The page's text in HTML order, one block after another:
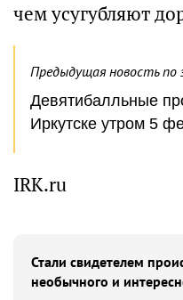
чем усугубляют
Предыдущая новость
Девятибалльные
Иркутске утром 5
IRK.ru
Стали свидетелем
необычного и